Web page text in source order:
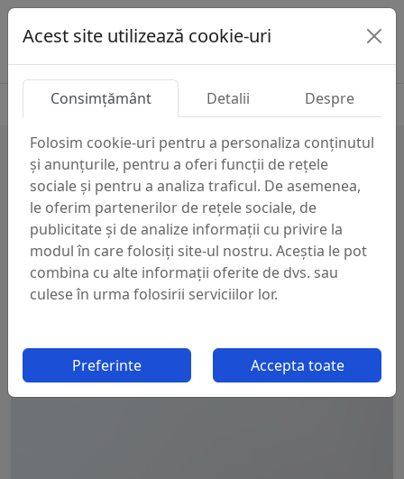
Cauta categorie
Cauta
Nu ai gasit ce cautai?
Acest site utilizează cookie-uri
Consimțământ Detalii Despre
Folosim cookie-uri pentru a personaliza conținutul
și anunțurile, pentru a oferi funcții de rețele
sociale și pentru a analiza traficul. De asemenea,
le oferim partenerilor de rețele sociale, de
publicitate și de analize informații cu privire la
modul în care folosiți site-ul nostru. Aceștia le pot
combina cu alte informații oferite de dvs. sau
culese în urma folosirii serviciilor lor.
Preferinte Accepta toate